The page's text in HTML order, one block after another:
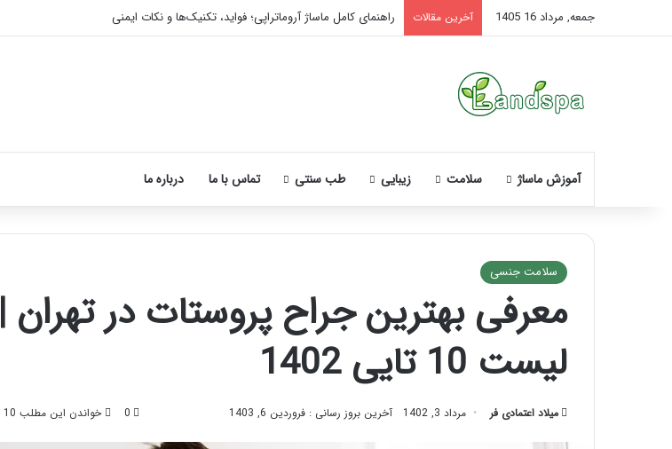
جمعه, مرداد 16 1405 آخرین مقالات تاثیر ماساژ بر افسردگی؛ با ماساژ درمانی افسردگی را درمان کنید!
آموزش ماساژ سلامت زیبایی طب سنتی تماس با ما درباره ما
سلامت جنسی
معرفی بهترین جراح پروستات در تهران |
لیست 10 تایی 1402
میلاد اعتمادی فر مرداد 3, 1402 آخرین بروز رسانی : فروردین 6, 1403 0 خواندن این مطلب 10 دقیقه زمان میبرد
نحوه
ماساژ
صورت
بعد
تزریق
آموزش
شکستن